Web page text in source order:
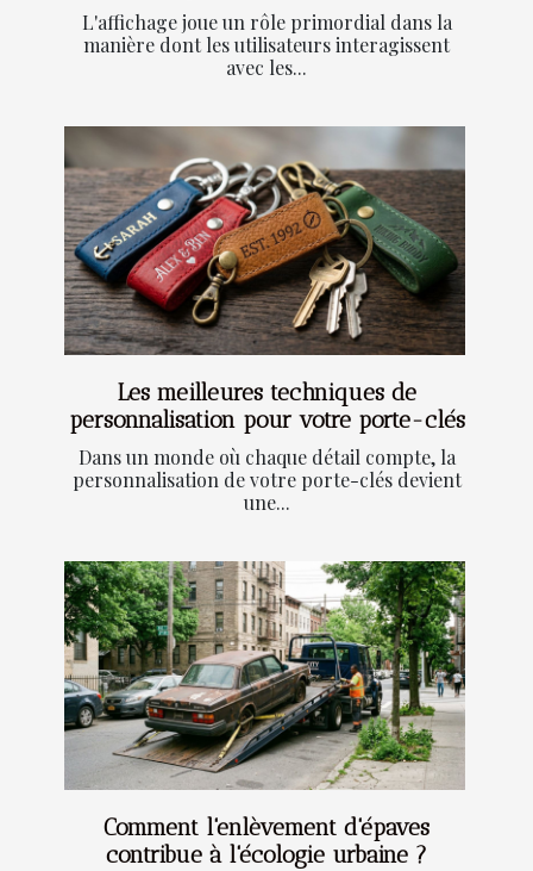
L'affichage joue un rôle primordial dans la
manière dont les utilisateurs interagissent
avec les...
Les meilleures techniques de
personnalisation pour votre porte-clés
Dans un monde où chaque détail compte, la
personnalisation de votre porte-clés devient
une...
Comment l'enlèvement d'épaves
contribue à l'écologie urbaine ?